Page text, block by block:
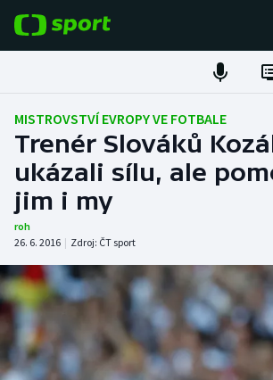
Fotbal
Hokej
Tenis
Atletika
Cyklistika
DALŠÍ SPORTY
Americký fotbal
NEPŘEHLÉDNĚTE
MISTROVSTVÍ EVROPY VE FOTBALE
Trenér Slováků
ukázali sílu, ale
jim i my
roh
26. 6. 2016 | Zdroj: ČT sport